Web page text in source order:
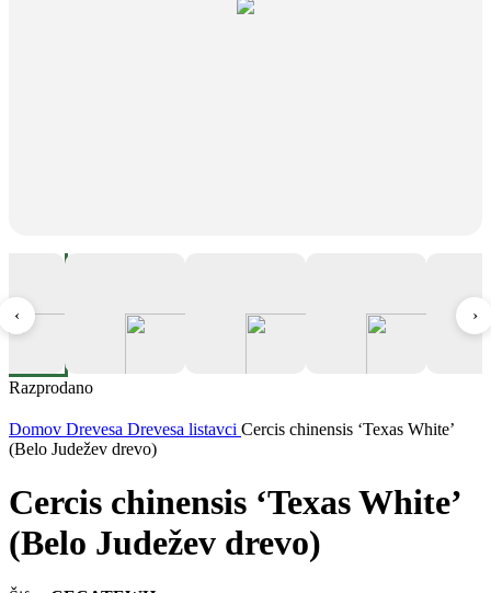
‹ ›
Razprodano
Domov Drevesa Drevesa listavci Cercis chinensis ‘Texas White’
(Belo Judežev drevo)
Cercis chinensis ‘Texas White’
(Belo Judežev drevo)